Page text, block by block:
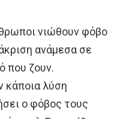
νιώθουν φόβο
ανάμεσα σε
που ζουν.
κάποια λύση
ο φόβος τους